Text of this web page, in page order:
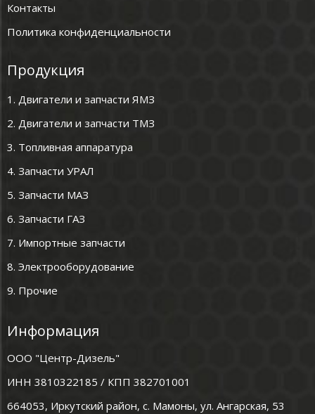
Контакты
Политика конфиденциальности
Продукция
1. Двигатели и запчасти ЯМЗ
2. Двигатели и запчасти ТМЗ
3. Топливная аппаратура
4. Запчасти УРАЛ
5. Запчасти МАЗ
6. Запчасти ГАЗ
7. Импортные запчасти
8. Электрооборудование
9. Прочие
Информация
ООО "Центр-Дизель"
ИНН 3810322185 / КПП 382701001
664053, Иркутский район, с. Мамоны, ул. Ангарская, 53